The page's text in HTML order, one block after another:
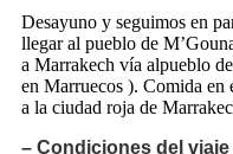
Desayuno y seguimos en
llegar al pueblo de
a Marrakech vía alpueblo
en Marruecos ). Comida en
a la ciudad roja de
– Condiciones del viaje